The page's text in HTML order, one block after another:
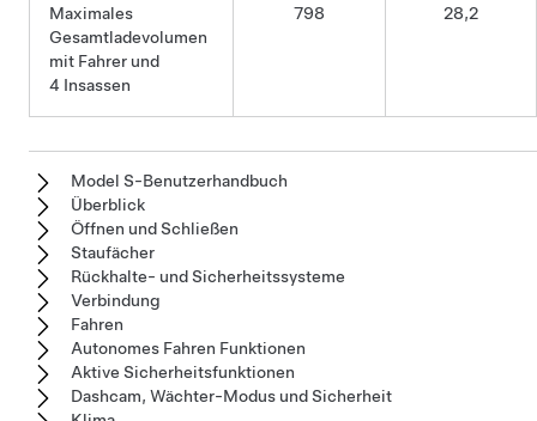
Maximales
Gesamtladevolumen
mit Fahrer und
4 Insassen
798 28,2
Model S-Benutzerhandbuch
Überblick
Öffnen und Schließen
Staufächer
Rückhalte- und Sicherheitssysteme
Verbindung
Fahren
Autonomes Fahren Funktionen
Aktive Sicherheitsfunktionen
Dashcam, Wächter-Modus und Sicherheit